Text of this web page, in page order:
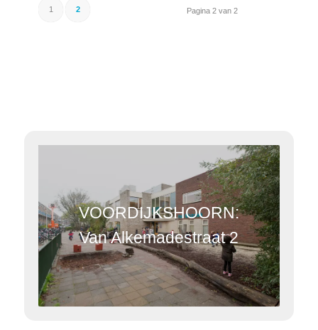
Pagina 2 van 2
1 2
VOORDIJKSHOORN:
Van Alkemadestraat 2